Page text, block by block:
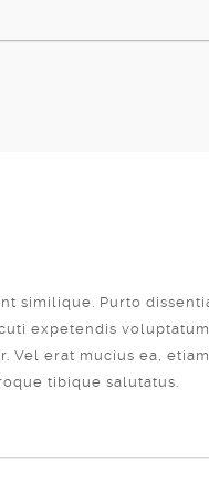
similique. Purto
expetendis
Vel erat mucius ea,
tibique salutatus.